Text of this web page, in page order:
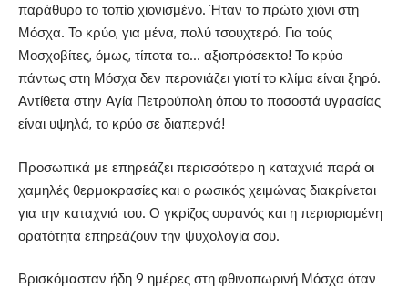
παράθυρο το τοπίο χιονισμένο. Ήταν το πρώτο χιόνι στη
Μόσχα. Το κρύο, για μένα, πολύ τσουχτερό. Για τούς
Μοσχοβίτες, όμως, τίποτα το… αξιοπρόσεκτο! Το κρύο
πάντως στη Μόσχα δεν περονιάζει γιατί το κλίμα είναι ξηρό.
Αντίθετα στην Αγία Πετρούπολη όπου το ποσοστά υγρασίας
είναι υψηλά, το κρύο σε διαπερνά!
Προσωπικά με επηρεάζει περισσότερο η καταχνιά παρά οι
χαμηλές θερμοκρασίες και ο ρωσικός χειμώνας διακρίνεται
για την καταχνιά του. Ο γκρίζος ουρανός και η περιορισμένη
ορατότητα επηρεάζουν την ψυχολογία σου.
Βρισκόμασταν ήδη 9 ημέρες στη φθινοπωρινή Μόσχα όταν